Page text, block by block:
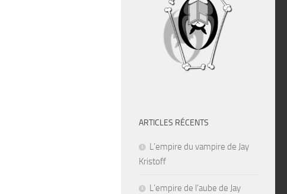
ARTICLES RÉCENTS
L’empire du vampire de Jay
Kristoff
L’empire de l’aube de Jay